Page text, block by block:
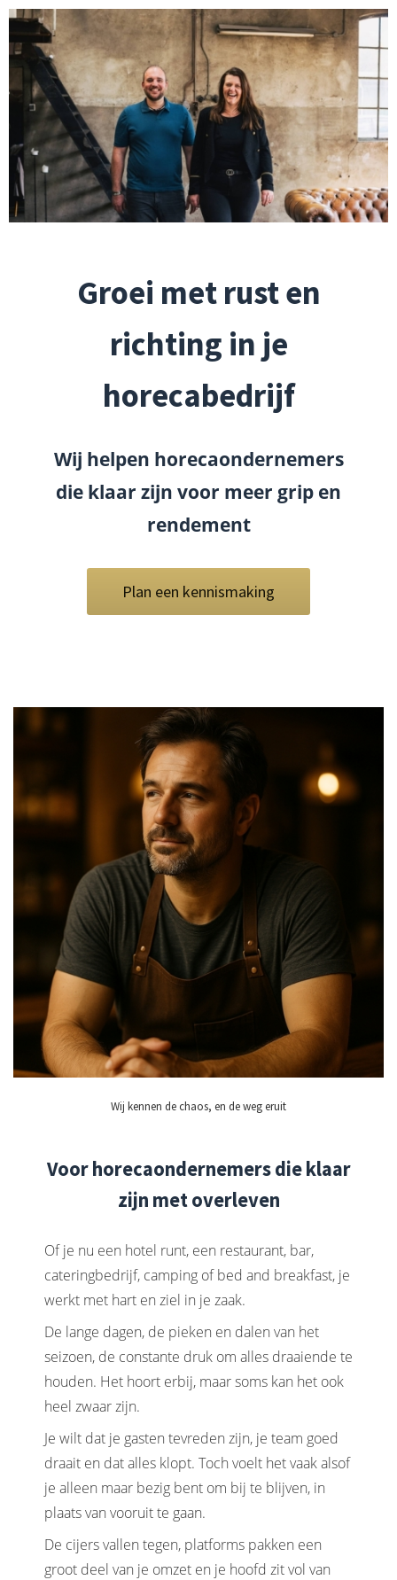
Groei met rust en
richting in je
horecabedrijf
Wij helpen horecaondernemers
die klaar zijn voor meer grip en
rendement
Plan een kennismaking
Wij kennen de chaos, en de weg eruit
Voor horecaondernemers die klaar
zijn met overleven
Of je nu een hotel runt, een restaurant, bar,
cateringbedrijf, camping of bed and breakfast, je
werkt met hart en ziel in je zaak.
De lange dagen, de pieken en dalen van het
seizoen, de constante druk om alles draaiende te
houden. Het hoort erbij, maar soms kan het ook
heel zwaar zijn.
Je wilt dat je gasten tevreden zijn, je team goed
draait en dat alles klopt. Toch voelt het vaak alsof
je alleen maar bezig bent om bij te blijven, in
plaats van vooruit te gaan.
De cijers vallen tegen, platforms pakken een
groot deel van je omzet en je hoofd zit vol van